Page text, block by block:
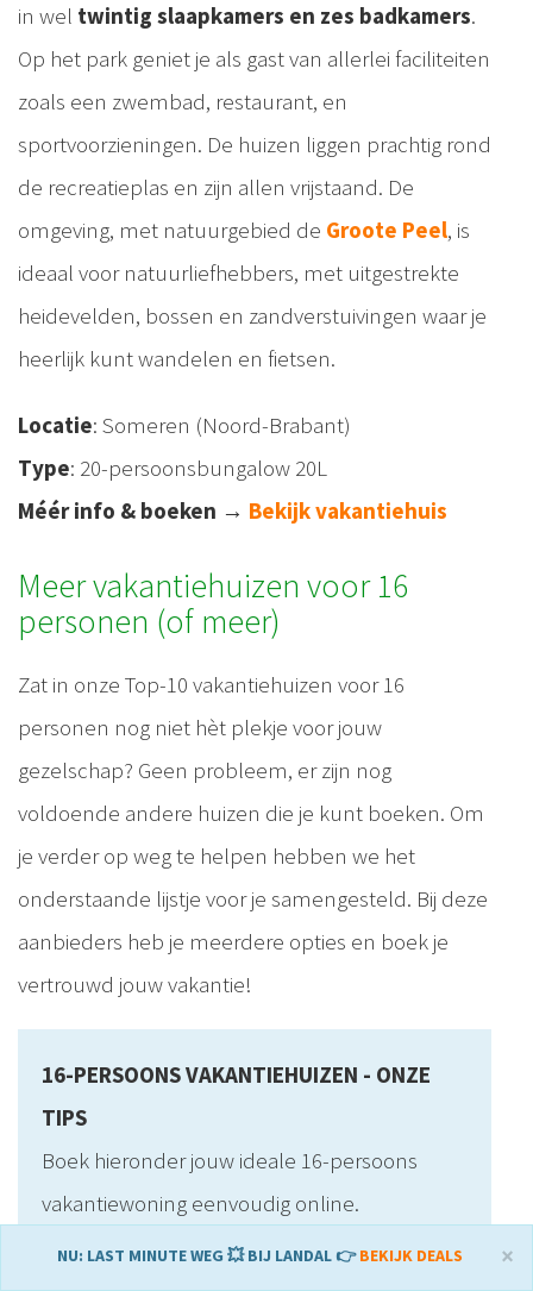
in wel twintig slaapkamers en zes badkamers.
Op het park geniet je als gast van allerlei faciliteiten
zoals een zwembad, restaurant, en
sportvoorzieningen. De huizen liggen prachtig rond
de recreatieplas en zijn allen vrijstaand. De
omgeving, met natuurgebied de Groote Peel, is
ideaal voor natuurliefhebbers, met uitgestrekte
heidevelden, bossen en zandverstuivingen waar je
heerlijk kunt wandelen en fietsen.
Locatie: Someren (Noord-Brabant)
Type: 20-persoonsbungalow 20L
Méér info & boeken → Bekijk vakantiehuis
Meer vakantiehuizen voor 16
personen (of meer)
Zat in onze Top-10 vakantiehuizen voor 16
personen nog niet hèt plekje voor jouw
gezelschap? Geen probleem, er zijn nog
voldoende andere huizen die je kunt boeken. Om
je verder op weg te helpen hebben we het
onderstaande lijstje voor je samengesteld. Bij deze
aanbieders heb je meerdere opties en boek je
vertrouwd jouw vakantie!
16-PERSOONS VAKANTIEHUIZEN - ONZE
TIPS
Boek hieronder jouw ideale 16-persoons
vakantiewoning eenvoudig online.
Landal GreenParks → Bekijk alle
×
NU: LAST MINUTE WEG 💥 BIJ LANDAL 👉BEKIJK DEALS